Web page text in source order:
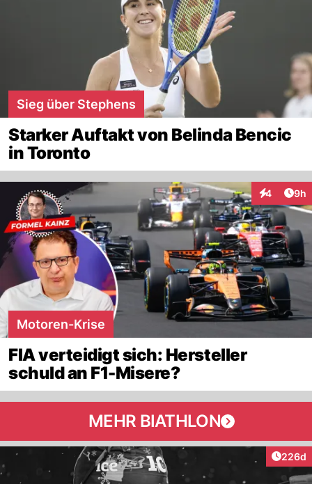
Sieg über Stephens
Starker Auftakt von Belinda Bencic
in Toronto
4 9h
Motoren-Krise
FIA verteidigt sich: Hersteller
schuld an F1-Misere?
MEHR BIATHLON
226d